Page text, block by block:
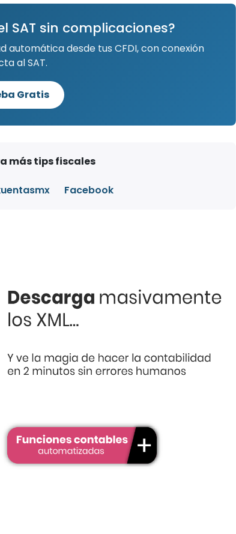
SAT sin complicaciones?
automática desde tus CFDI, con conexión
al SAT.
Gratis
más tips fiscales
Facebook